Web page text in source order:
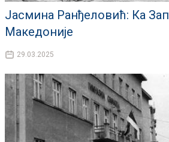
Јасмина Ранђеловић: Ка
Македоније
29.03.2025